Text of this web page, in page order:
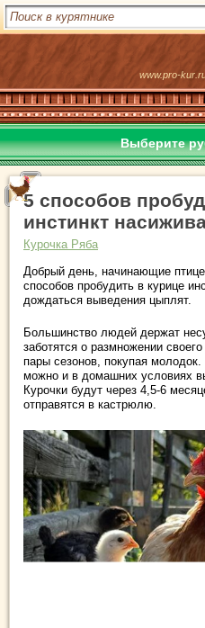
www.pro-
Выберите
5 способов
инстинкт
Курочка Ряба
Добрый день, начинающие
способов пробудить в курице
дождаться выведения цыплят.
Большинство людей держат
заботятся о размножении
пары сезонов, покупая
можно и в домашних условиях
Курочки будут через 4,5-6
отправятся в кастрюлю.